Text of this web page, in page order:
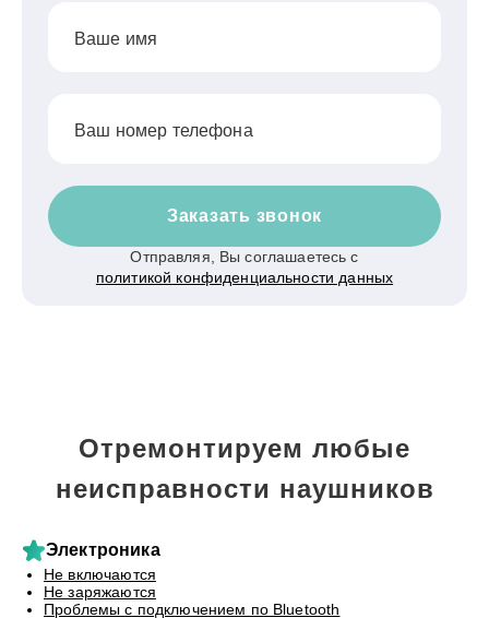
Ваше имя
Ваш номер телефона
Заказать звонок
Отправляя, Вы соглашаетесь с
политикой конфиденциальности данных
Отремонтируем любые
неисправности наушников
Электроника
Не включаются
Не заряжаются
Проблемы с подключением по Bluetooth